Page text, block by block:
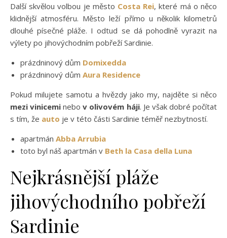
Další skvělou volbou je město Costa Rei, které má o něco
klidnější atmosféru. Město leží přímo u několik kilometrů
dlouhé písečné pláže. I odtud se dá pohodlně vyrazit na
výlety po jihovýchodním pobřeží Sardinie.
prázdninový dům Domixedda
prázdninový dům Aura Residence
Pokud milujete samotu a hvězdy jako my, najděte si něco
mezi vinicemi nebov olivovém háji. Je však dobré počítat
s tím, že auto je v této části Sardinie téměř nezbytností.
apartmán Abba Arrubia
toto byl náš apartmán v Beth la Casa della Luna
Nejkrásnější pláže
jihovýchodního pobřeží
Sardinie